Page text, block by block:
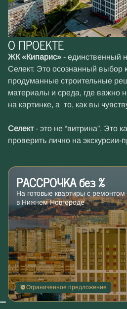
О ПРОЕКТЕ
ЖК «Кипарис» - единственный
Селект. Это осознанный выбор
продуманные строительные
материалы и среда, где важно
на картинке, а то, как вы
Селект- это не “витрина”. Это
проверить лично на экскурсии-
РАССРОЧКА без %
На готовые квартиры с ремонтом
в Нижнем Новгороде
Ограниченное предложение